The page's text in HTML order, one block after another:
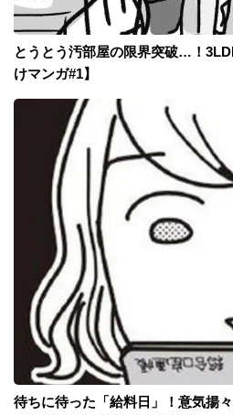
とうとう汚部屋の限界突破…！
けマンガ#1】
待ちに待った「給料日」！意気揚